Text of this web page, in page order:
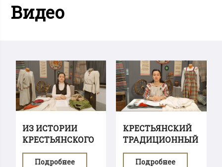
Видео
ИЗ ИСТОРИИ
КРЕСТЬЯНСКОГО
БЫТА ЧАСТЬ 2
Подробнее
КРЕСТЬЯНСКИЙ
ТРАДИЦИОННЫЙ
КОСТЮМ ЧАСТЬ 1
Подробнее